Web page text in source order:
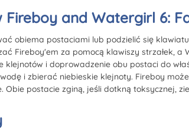
and Watergirl 6:
obiema postaciami lub podzielić się
Fireboy'em za pomocą klawiszy strzałek, a
klejnotów i doprowadzenie obu postaci do
i zbierać niebieskie klejnoty. Fireboy
Obie postacie zginą, jeśli dotkną toksycznej,